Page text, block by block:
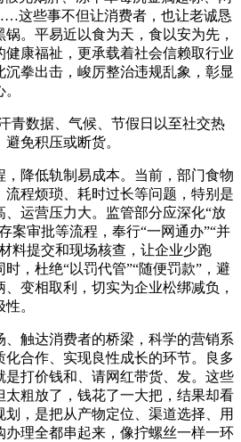
这些事不但让消费者，也让老诚恳
。平易近以食为天，食以安为先，
康福祉，更承载着社会信赖取行业
拳出击，峻厉整治违规乱象，彰显
数据、气候、节假日以至社交热
免积压或断货。
降低轨制易成本。当前，部门食物
程烦琐、耗时过长等问题，特别是
运营压力大。监管部分应深化“放
案审批等流程，奉行“一网通办”“并
料提交和现场核查，让企业少跑
，杜绝“以罚代管”“随便罚款”，避
变相取利，切实为企业松绑减负，
。
触达消费者的桥梁，科学的营销系
合作、实现良性成长的环节。良多
是打价钱和、请网红带货、发。这些
太粗放了，钱花了一大把，结果却看
，是把从产物定位、渠道选择、用
办理全都串起来，像拧螺丝一样一环